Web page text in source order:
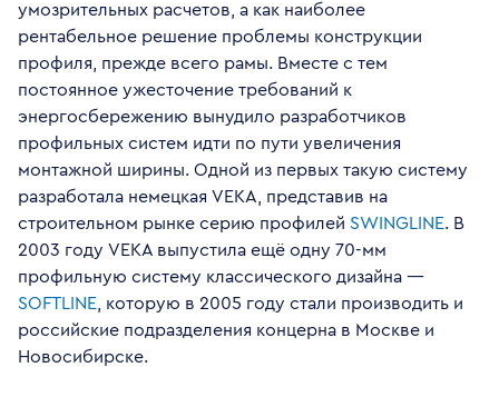
умозрительных расчетов, а как наиболее
рентабельное решение проблемы конструкции
профиля, прежде всего рамы. Вместе с тем
постоянное ужесточение требований к
энергосбережению вынудило разработчиков
профильных систем идти по пути увеличения
монтажной ширины. Одной из первых такую систему
разработала немецкая VEKA, представив на
строительном рынке серию профилей SWINGLINE. В
2003 году VEKA выпустила ещё одну 70-мм
профильную систему классического дизайна —
SOFTLINE , которую в 2005 году стали производить и
российские подразделения концерна в Москве и
Новосибирске.